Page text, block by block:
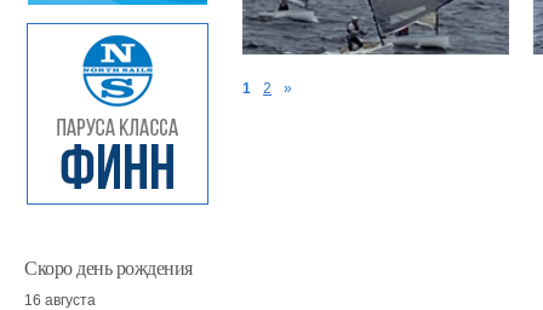
1 2 »
Скоро день рождения
16 августа